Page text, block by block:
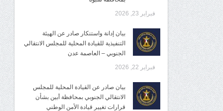
فبراير 23, 2026
بيان إدانة واستنكار صادر عن الهيئة
التنفيذية للقيادة المحلية للمجلس الانتقالي
الجنوبي – العاصمة عدن
فبراير 22, 2026
بيان صادر عن القيادة المحلية للمجلس
الانتقالي الجنوبي بمحافظة أبين بشأن
قرارات تغيير قيادة الأمن الوطني